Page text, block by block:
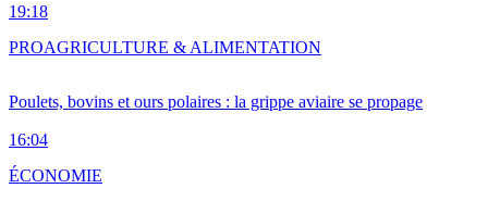
19:18
Poulets, bovins et ours polaires : la grippe aviaire se propage
16:04
PROAGRICULTURE & ALIMENTATION
ÉCONOMIE